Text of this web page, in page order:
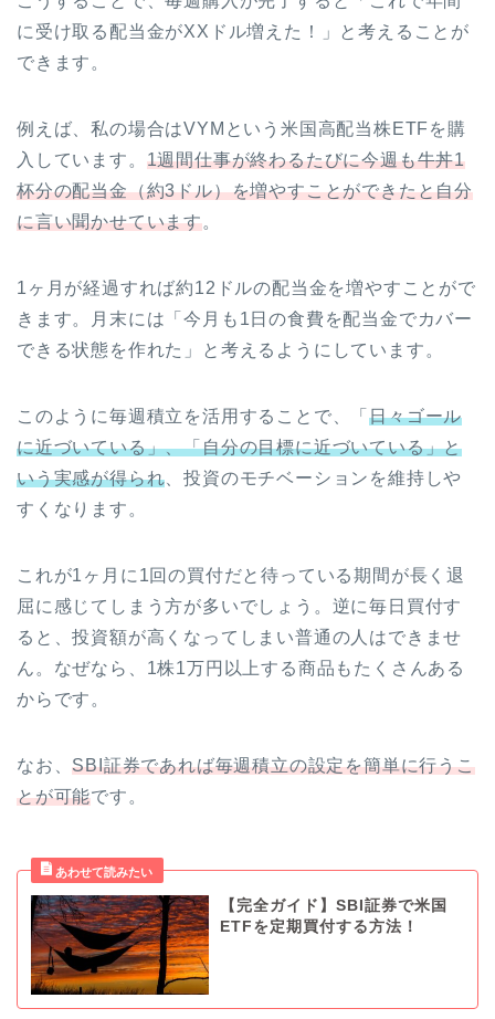
に受け取る配当金がXXドル増えた！」と考えることが
できます。
例えば、私の場合はVYMという米国高配当株ETFを購
入しています。 1週間仕事が終わるたびに今週も牛丼1
杯分の配当金（約3ドル）を増やすことができたと自分
に言い聞かせています。
1ヶ月が経過すれば約12ドルの配当金を増やすことがで
きます。月末には「今月も1日の食費を配当金でカバー
できる状態を作れた」と考えるようにしています。
このように毎週積立を活用することで、「日々ゴール
に近づいている」、「自分の目標に近づいている」と
いう実感が得られ 、投資のモチベーションを維持しや
すくなります。
これが1ヶ月に1回の買付だと待っている期間が長く退
屈に感じてしまう方が多いでしょう。逆に毎日買付す
ると、投資額が高くなってしまい普通の人はできませ
ん。なぜなら、1株1万円以上する商品もたくさんある
からです。
なお、SBI証券であれば毎週積立の設定を簡単に行うこ
とが可能です。
【完全ガイド】SBI証券で米国
ETFを定期買付する方法！